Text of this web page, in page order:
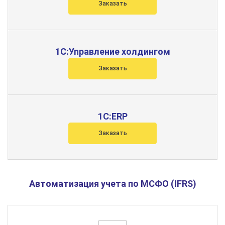
Заказать
1С:Управление холдингом
Заказать
1С:ERP
Заказать
Автоматизация учета по МСФО (IFRS)